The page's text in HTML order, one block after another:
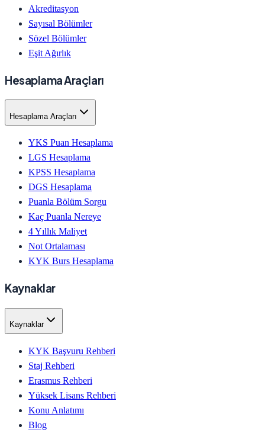
Akreditasyon
Sayısal Bölümler
Sözel Bölümler
Eşit Ağırlık
Hesaplama Araçları
Hesaplama Araçları
YKS Puan Hesaplama
LGS Hesaplama
KPSS Hesaplama
DGS Hesaplama
Puanla Bölüm Sorgu
Kaç Puanla Nereye
4 Yıllık Maliyet
Not Ortalaması
KYK Burs Hesaplama
Kaynaklar
Kaynaklar
KYK Başvuru Rehberi
Staj Rehberi
Erasmus Rehberi
Yüksek Lisans Rehberi
Konu Anlatımı
Blog